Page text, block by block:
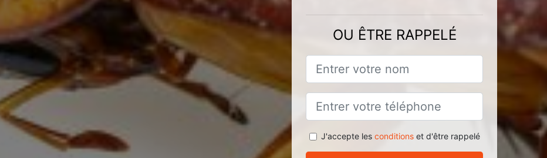
OU ÊTRE RAPPELÉ
J'accepte les conditionset d'être rappelé